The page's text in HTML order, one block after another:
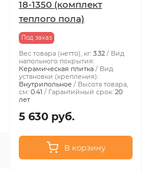
18-1350 (комплект
теплого пола)
Под заказ
Вес товара (нетто), кг: 3.32
Вид
напольного покрытия:
Керамическая плитка
Вид
установки (крепления):
Внутрипольное
Высота товара,
см: 0.41 Гарантийный срок: 20
лет
5 630 руб.
В корзину